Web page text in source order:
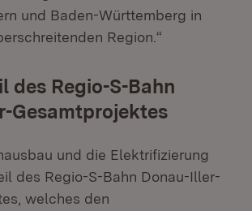
und Baden-Württemberg in
Region.“
des Regio-S-Bahn
Gesamtprojektes
und die Elektrifizierung
des Regio-S-Bahn Donau-Iller-
welches den